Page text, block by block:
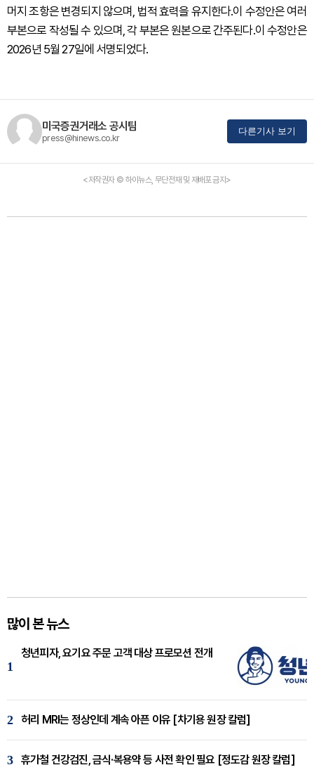
머지 조항은 변경되지 않으며, 법적 효력을 유지한다.이 수정안은 여러
부본으로 작성될 수 있으며, 각 부본은 원본으로 간주된다.이 수정안은
2026년 5월 27일에 서명되었다.
미국증권거래소 공시팀
press@hinews.co.kr
다른기사 보기
<저작권자 © 하이뉴스, 무단전재 및 재배포 금지>
많이 본 뉴스
1
청년피자, 요기요 주문 고객 대상 프로모션 전개
2 허리 MRI는 정상인데 계속 아픈 이유 [차기용 원장 칼럼]
3 휴가철 건강검진, 금식·복용약 등 사전 확인 필요 [정도감 원장 칼럼]